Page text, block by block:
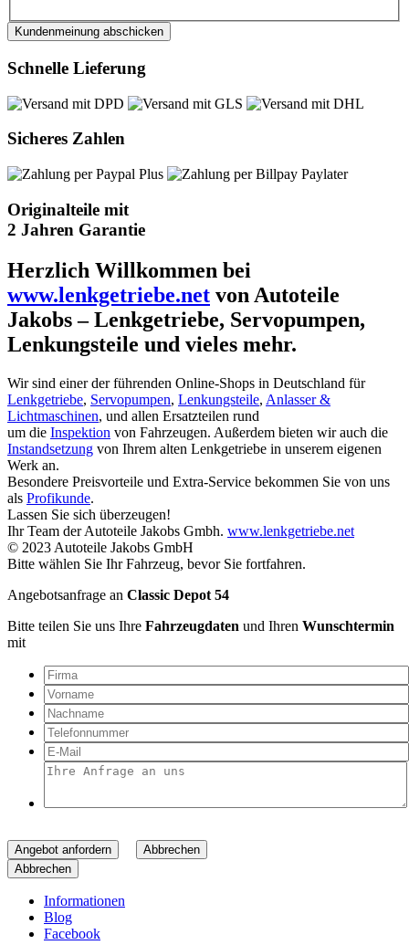
Kundenmeinung abschicken
Schnelle Lieferung
Sicheres Zahlen
Originalteile mit
2 Jahren Garantie
Herzlich Willkommen bei
www.lenkgetriebe.net von Autoteile
Jakobs – Lenkgetriebe, Servopumpen,
Lenkungsteile und vieles mehr.
Wir sind einer der führenden Online-Shops in Deutschland für
Lenkgetriebe, Servopumpen, Lenkungsteile, Anlasser &
Lichtmaschinen, und allen Ersatzteilen rund
um die Inspektion von Fahrzeugen. Außerdem bieten wir auch die
Instandsetzung von Ihrem alten Lenkgetriebe in unserem eigenen
Werk an.
Besondere Preisvorteile und Extra-Service bekommen Sie von uns
als Profikunde.
Lassen Sie sich überzeugen!
Ihr Team der Autoteile Jakobs Gmbh. www.lenkgetriebe.net
© 2023 Autoteile Jakobs GmbH
Bitte wählen Sie Ihr Fahrzeug, bevor Sie fortfahren.
Angebotsanfrage an Classic Depot 54
Bitte teilen Sie uns Ihre Fahrzeugdaten und Ihren Wunschtermin
mit
Angebot anfordern
Abbrechen
Abbrechen
Informationen
Blog
Facebook